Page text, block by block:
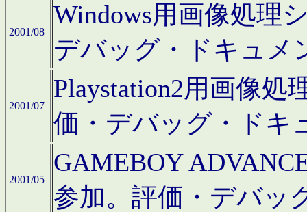
2001/08
Windows用画像処理
デバッグ・ドキュメ
2001/07
Playstation2用画像
価・デバッグ・ドキ
2001/05
GAMEBOY
参加。評価・デバッ